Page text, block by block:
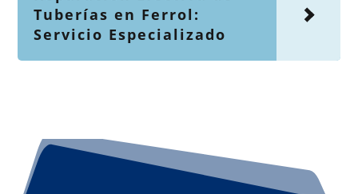
Tuberías en Ferrol:
Servicio Especializado